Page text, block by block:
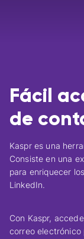
Fácil
de
Kaspr es una
Consiste en una
para enriquecer
LinkedIn.
Con Kaspr,
correo electrónico